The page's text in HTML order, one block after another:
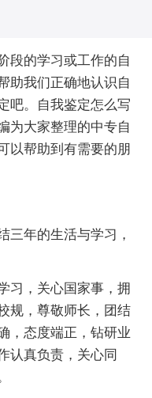
段的学习或工作的自
助我们正确地认识自
吧。自我鉴定怎么写
为大家整理的中专自
以帮助到有需要的朋
三年的生活与学习，
习，关心国家事，拥
规，尊敬师长，团结
，态度端正，钻研业
认真负责，关心同